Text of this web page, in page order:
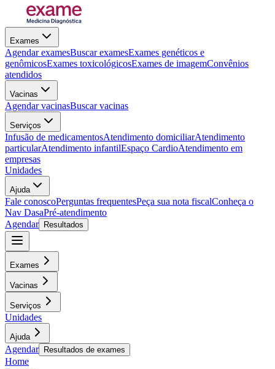
Exames
Agendar examesBuscar examesExames genéticos e
genômicosExames toxicológicosExames de imagemConvênios
atendidos
Vacinas
Agendar vacinasBuscar vacinas
Serviços
Infusão de medicamentosAtendimento domiciliarAtendimento
particularAtendimento infantilEspaço CardioAtendimento em
empresas
Unidades
Ajuda
Fale conoscoPerguntas frequentesPeça sua nota fiscalConheça o
Nav DasaPré-atendimento
Agendar
Resultados
Exames
Vacinas
Serviços
Unidades
Ajuda
Agendar Resultados de exames
Home